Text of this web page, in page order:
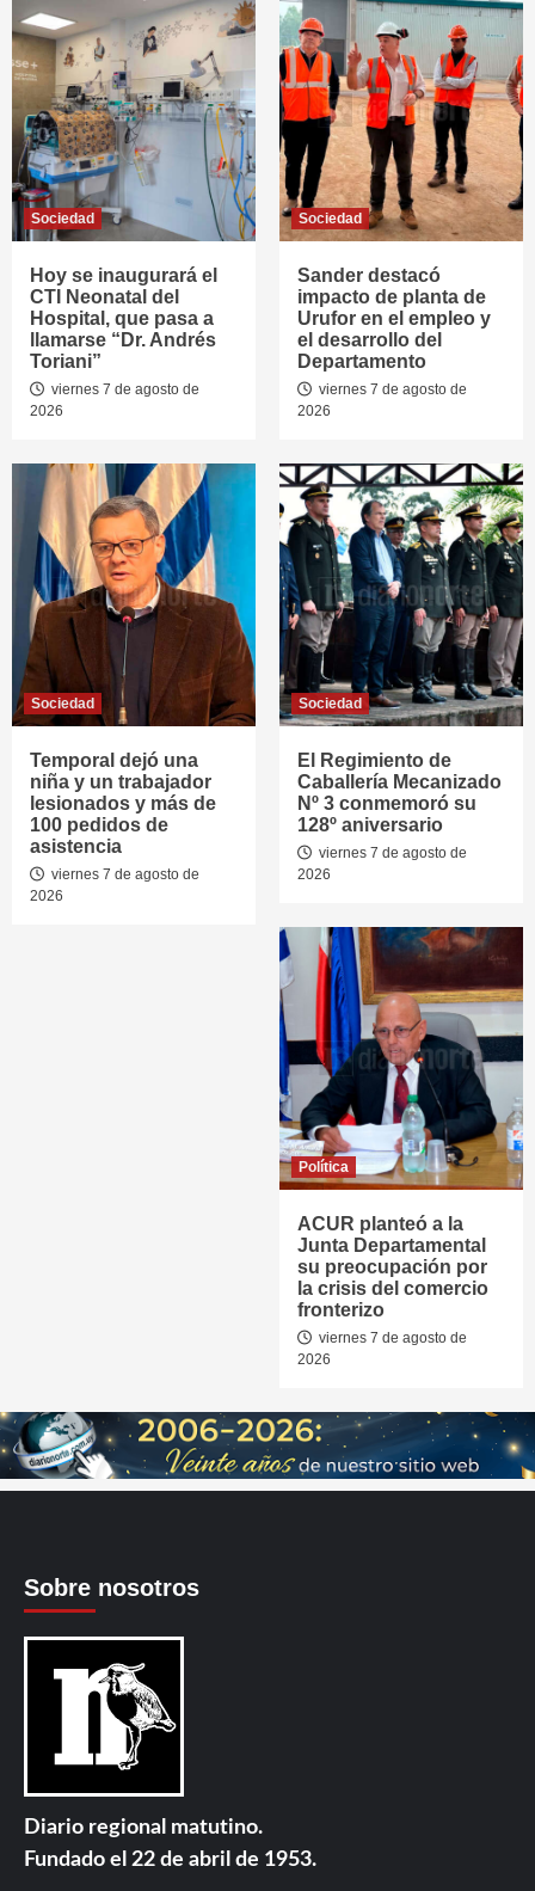
Sociedad
Hoy se inaugurará el
CTI Neonatal del
Hospital, que pasa a
llamarse “Dr. Andrés
Toriani”
viernes 7 de agosto de
2026
Sociedad
Sander destacó
impacto de planta de
Urufor en el empleo y
el desarrollo del
Departamento
viernes 7 de agosto de
2026
Sociedad
Temporal dejó una
niña y un trabajador
lesionados y más de
100 pedidos de
asistencia
viernes 7 de agosto de
2026
Sociedad
El Regimiento de
Caballería Mecanizado
Nº 3 conmemoró su
128º aniversario
viernes 7 de agosto de
2026
Política
ACUR planteó a la
Junta Departamental
su preocupación por
la crisis del comercio
fronterizo
viernes 7 de agosto de
2026
Sobre nosotros
Diario regional matutino.
Fundado el 22 de abril de 1953.